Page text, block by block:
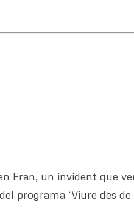
Fran, un invident que
programa ‘Viure des